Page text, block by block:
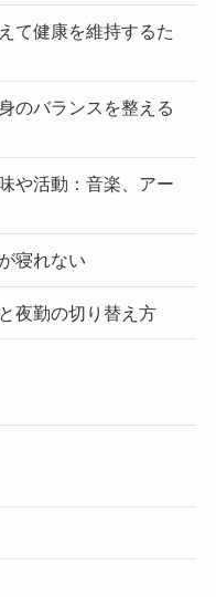
て健康を維持するた
のバランスを整える
や活動：音楽、アー
寝れない
夜勤の切り替え方